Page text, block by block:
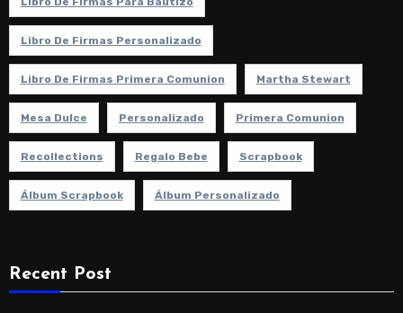
Libro De Firmas Personalizado
Libro De Firmas Primera Comunion Martha Stewart
Mesa Dulce Personalizado Primera Comunion
Recollections Regalo Bebe Scrapbook
Álbum Scrapbook Álbum Personalizado
Recent Post